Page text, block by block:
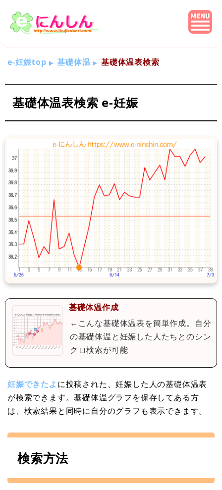
e-妊娠top 基礎体温 基礎体温表検索
基礎体温表検索 e-妊娠
基礎体温作成
←こんな基礎体温表を簡単作成。自分
の基礎体温と妊娠した人たちとのシン
クロ検索が可能
妊娠できたよに投稿された、妊娠した人の基礎体温表
が検索できます。基礎体温グラフを保存してある方
は、検索結果と同時に自分のグラフも表示できます。
検索方法